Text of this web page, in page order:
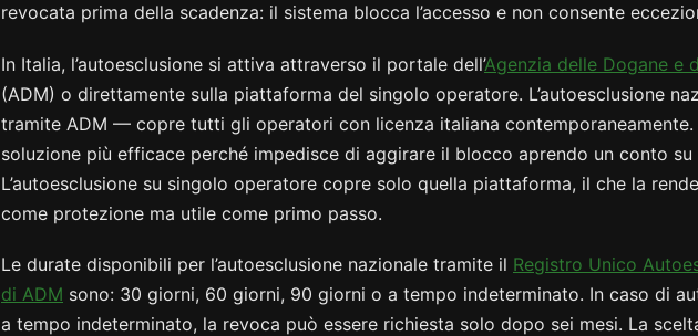
revocata prima della scadenza: il sistema blocca l’accesso e non consente
In Italia, l’autoesclusione si attiva attraverso il portale dell’Agenzia delle Dogane e
(ADM) o direttamente sulla piattaforma del singolo operatore. L’autoesclusione
tramite ADM — copre tutti gli operatori con licenza italiana contemporaneamente.
soluzione più efficace perché impedisce di aggirare il blocco aprendo un conto
L’autoesclusione su singolo operatore copre solo quella piattaforma, il che la
come protezione ma utile come primo passo.
Le durate disponibili per l’autoesclusione nazionale tramite il Registro Unico
di ADM sono: 30 giorni, 60 giorni, 90 giorni o a tempo indeterminato. In caso di
a tempo indeterminato, la revoca può essere richiesta solo dopo sei mesi. La